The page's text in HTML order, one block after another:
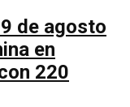
de agosto
en
220